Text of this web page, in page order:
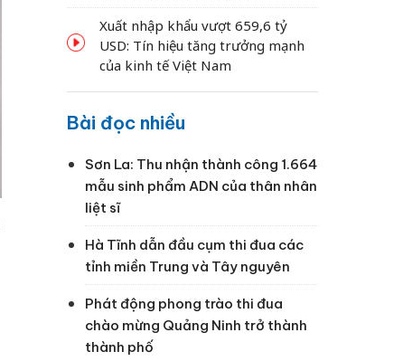
Xuất nhập khẩu vượt 659,6 tỷ
USD: Tín hiệu tăng trưởng mạnh
của kinh tế Việt Nam
Bài đọc nhiều
Sơn La: Thu nhận thành công 1.664
mẫu sinh phẩm ADN của thân nhân
liệt sĩ
Hà Tĩnh dẫn đầu cụm thi đua các
tỉnh miền Trung và Tây nguyên
Phát động phong trào thi đua
chào mừng Quảng Ninh trở thành
thành phố